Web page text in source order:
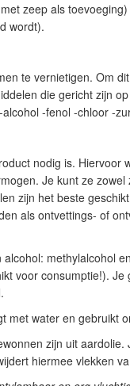
zeep als
wordt).
te vernietigen. Om
die gericht zijn
-fenol -chloor -
nodig is. Hiervoor
Je kunt ze
zijn het beste
als ontvettings- of
methylalcohol
voor consumptie!).
met water en gebruikt
zijn uit
hiermee vlekken